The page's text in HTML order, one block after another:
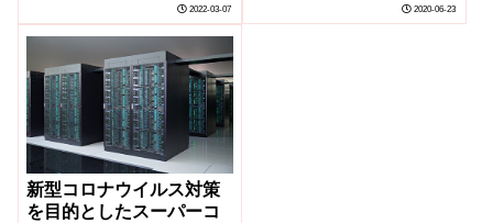
2022-03-07 2020-06-23
新型コロナウイルス対策
を目的としたスーパーコ